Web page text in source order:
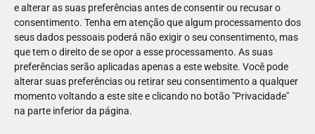
e alterar as suas preferências antes de consentir ou recusar o
consentimento. Tenha em atenção que algum processamento dos
seus dados pessoais poderá não exigir o seu consentimento, mas
que tem o direito de se opor a esse processamento. As suas
preferências serão aplicadas apenas a este website. Você pode
alterar suas preferências ou retirar seu consentimento a qualquer
momento voltando a este site e clicando no botão "Privacidade"
na parte inferior da página.
📅 Onde e quando decorre?
Os workshops decorrem das 10.30h às 12h -
com inscrições
limitadas!- nos Espaços Auchan Live.
Natal na Cozinha: Mini Bolos-Rei e outras Delícias,